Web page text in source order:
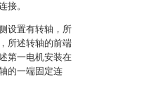
接。
设置有转轴，所
所述转轴的前端
第一电机安装在
的一端固定连